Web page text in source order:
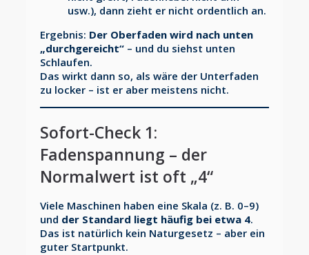
usw.), dann zieht er nicht ordentlich an.
Ergebnis: Der Oberfaden wird nach unten
„durchgereicht“ – und du siehst unten
Schlaufen.
Das wirkt dann so, als wäre der Unterfaden
zu locker – ist er aber meistens nicht.
Sofort-Check 1:
Fadenspannung – der
Normalwert ist oft „4“
Viele Maschinen haben eine Skala (z. B. 0–9)
und der Standard liegt häufig bei etwa 4.
Das ist natürlich kein Naturgesetz – aber ein
guter Startpunkt.